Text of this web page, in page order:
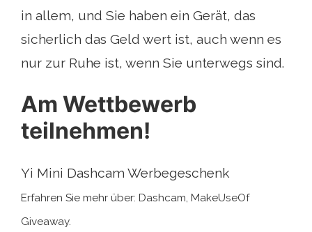
in allem, und Sie haben ein Gerät, das
sicherlich das Geld wert ist, auch wenn es
nur zur Ruhe ist, wenn Sie unterwegs sind.
Am Wettbewerb
teilnehmen!
Yi Mini Dashcam Werbegeschenk
Erfahren Sie mehr über: Dashcam, MakeUseOf
Giveaway.